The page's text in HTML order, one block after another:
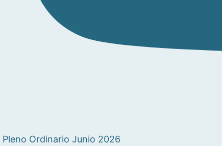
Pleno Ordinario Junio 2026